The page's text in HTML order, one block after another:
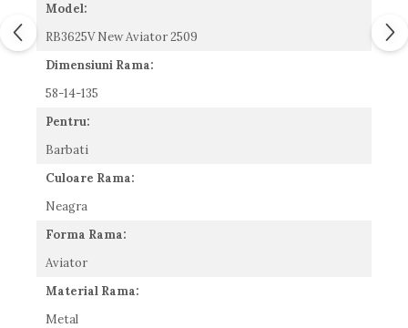
Romeo Careye
Silhouette
Slastik
Swarovski
Titanflex
TOUS
Vogue
Model:
RB3625V New Aviator 2509
Dimensiuni Rama:
58-14-135
Pentru:
Barbati
Culoare Rama:
Neagra
Forma Rama:
Aviator
Material Rama:
Metal